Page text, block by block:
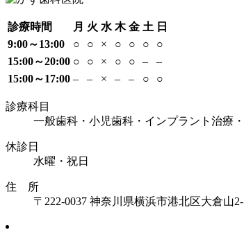
診療時間 月 火 水 木 金 土 日
9:00～13:00
○ ○ × ○ ○ ○
○
15:00～20:00 ○ ○ × ○ ○ –
–
15:00～17:00 – – × – – ○ ○
診療科目
一般歯科・小児歯科・インプラント治療
休診日
水曜・祝日
住 所
〒222-0037 神奈川県横浜市港北区大倉山2-